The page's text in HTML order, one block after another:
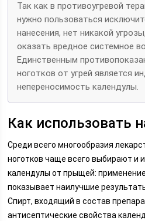
Так как в противоугревой
нужно пользоваться
нанесения, нет никакой
оказать вредное системное
Единственным
ноготков от угрей является
непереносимость календулы.
Как использовать
Среди всего многообразия
ноготков чаще всего выбирают и
календулы от прыщей:
показывает наилучшие
Спирт, входящий в состав
антисептические свойства